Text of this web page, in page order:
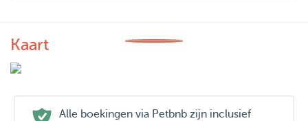
Kaart
Alle boekingen via Petbnb zijn inclusief